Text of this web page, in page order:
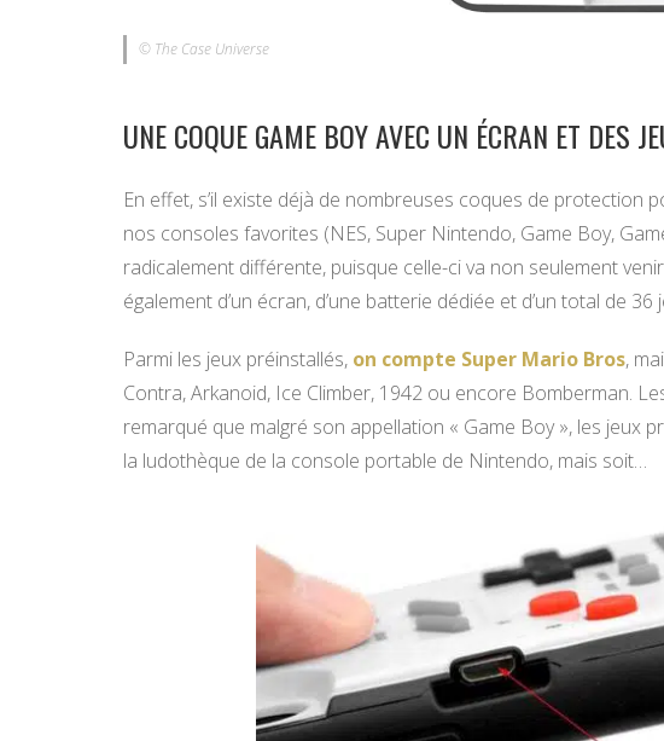
© The Case Universe
UNE COQUE GAME BOY AVEC UN ÉCRAN ET DES
En effet, s’il existe déjà de nombreuses coques de protection
nos consoles favorites (NES, Super Nintendo, Game Boy,
radicalement différente, puisque celle-ci va non seulement
également d’un écran, d’une batterie dédiée et d’un total de 36
Parmi les jeux préinstallés, on compte Super Mario Bros,
Contra, Arkanoid, Ice Climber, 1942 ou encore Bomberman.
remarqué que malgré son appellation « Game Boy », les jeux
la ludothèque de la console portable de Nintendo, mais soit…